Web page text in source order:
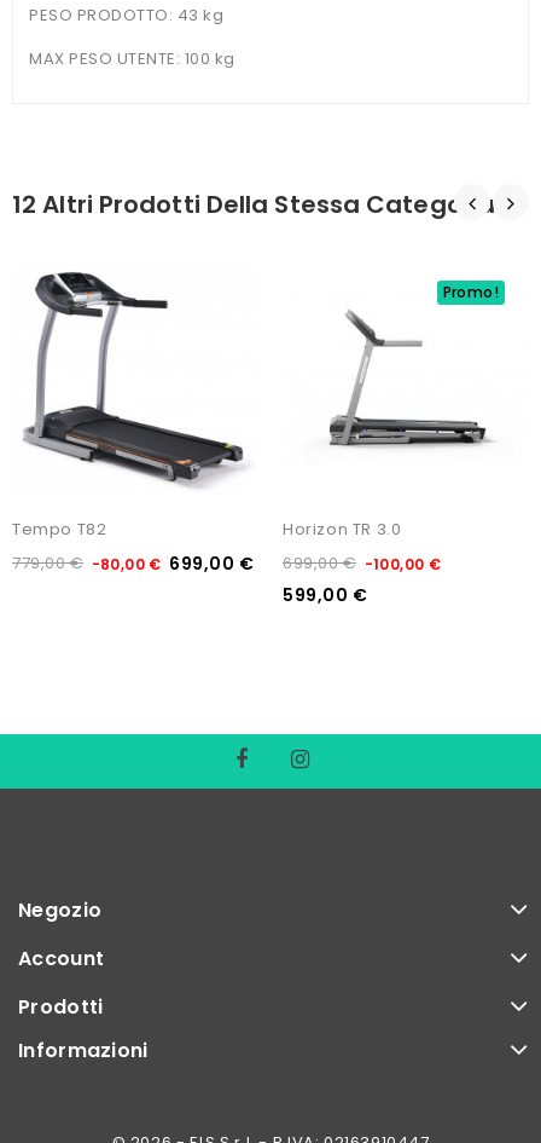
PESO PRODOTTO: 43 kg
MAX PESO UTENTE: 100 kg
12 Altri Prodotti Della Stessa Categoria:
Tempo T82
779,00 € -80,00 € 699,00 €
Promo!
Horizon TR 3.0
699,00 € -100,00 €
599,00 €
Negozio
Account
Prodotti
Informazioni